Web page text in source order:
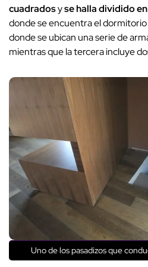
cuadradosyse halla dividido
donde se encuentra el
donde se ubican una serie de
mientras que la tercera incluye
Uno de los pasadizos que